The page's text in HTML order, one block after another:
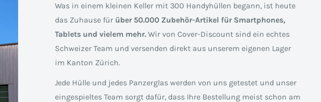
Was in einem kleinen Keller mit 300 Handyhüllen begann, ist heute
das Zuhause für über 50.000 Zubehör-Artikel für Smartphones,
Tablets und vielem mehr.Wir von Cover-Discount sind ein echtes
Schweizer Team und versenden direkt aus unserem eigenen Lager
im Kanton Zürich.
Jede Hülle und jedes Panzerglas werden von uns getestet und unser
eingespieltes Team sorgt dafür, dass Ihre Bestellung meist schon am